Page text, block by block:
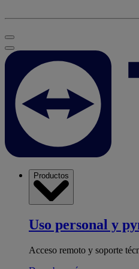
Productos
Uso personal y
Acceso remoto y soporte